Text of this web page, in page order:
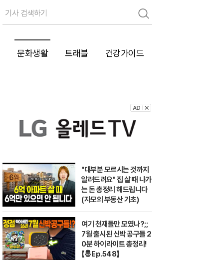
검
색
문화생활 트래블 건강가이드
"대부분 모르시는 것까지
알려드려요" 집 살 때 나가
는 돈 총정리 해드립니다
(자모의 부동산 기초)
여기 천재들만 모였나?;;
7월 출시된 신박 공구들 2
0분 하이라이트 총정리!
【🤴Ep.548】